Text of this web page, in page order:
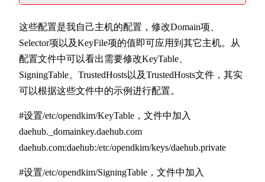
这些配置是我自己主机的配置，修改Domain项、
Selector项以及KeyFile项的值即可应用到其它主机。从
配置文件中可以看出需要修改KeyTable、
SigningTable、TrustedHosts以及TrustedHosts文件，其实
可以根据这些文件中的示例进行配置。
#设置/etc/opendkim/KeyTable，文件中加入
daehub._domainkey.daehub.com
daehub.com:daehub:/etc/opendkim/keys/daehub.private
#设置/etc/opendkim/SigningTable，文件中加入